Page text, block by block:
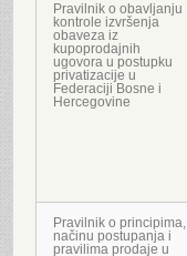
Pravilnik o obavljanju
kontrole izvršenja
obaveza iz
kupoprodajnih
ugovora u postupku
privatizacije u
Federaciji Bosne i
Hercegovine
Pravilnik o principima,
načinu postupanja i
pravilima prodaje u